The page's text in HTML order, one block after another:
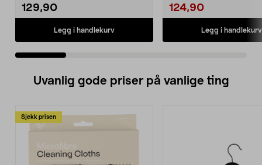
129,90
Legg i handlekurv
124,90
Legg i handlekurv
Uvanlig gode priser på vanlige ting
Sjekk prisen